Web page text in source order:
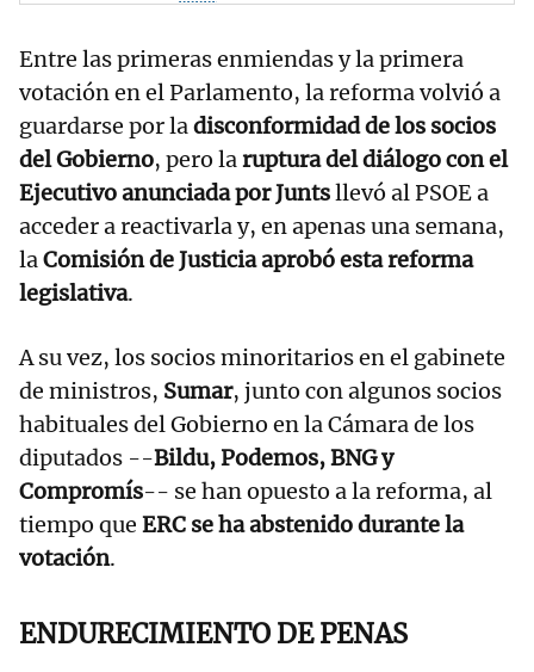
Entre las primeras enmiendas y la primera
votación en el Parlamento, la reforma volvió a
guardarse por ladisconformidad de los socios
del Gobierno, pero laruptura del diálogo con el
Ejecutivo anunciada por Juntsllevó al PSOE a
acceder a reactivarla y, en apenas una semana,
laComisión de Justicia aprobó esta reforma
legislativa.
A su vez, los socios minoritarios en el gabinete
de ministros, Sumar, junto con algunos socios
habituales del Gobierno en la Cámara de los
diputados --Bildu, Podemos, BNG y
Compromís-- se han opuesto a la reforma, al
tiempo que ERC se ha abstenido durante la
votación.
ENDURECIMIENTO DE PENAS